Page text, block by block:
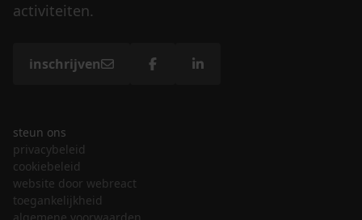
activiteiten.
inschrijven
steun ons
privacybeleid
cookiebeleid
website door webreact
toegankelijkheid